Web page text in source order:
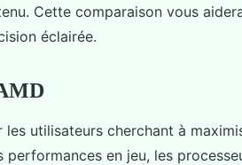
Cette comparaison vous
éclairée.
utilisateurs cherchant à
en jeu, les